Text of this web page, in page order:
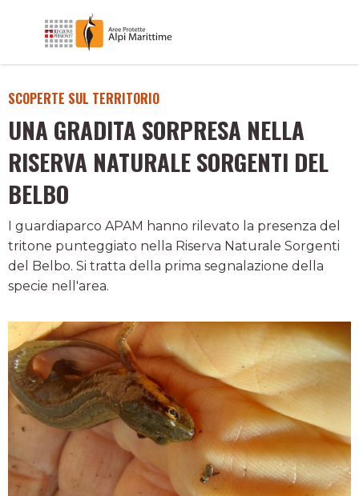
SCOPERTE SUL TERRITORIO
UNA GRADITA SORPRESA NELLA
RISERVA NATURALE SORGENTI DEL
BELBO
I guardiaparco APAM hanno rilevato la presenza del
tritone punteggiato nella Riserva Naturale Sorgenti
del Belbo. Si tratta della prima segnalazione della
specie nell'area.